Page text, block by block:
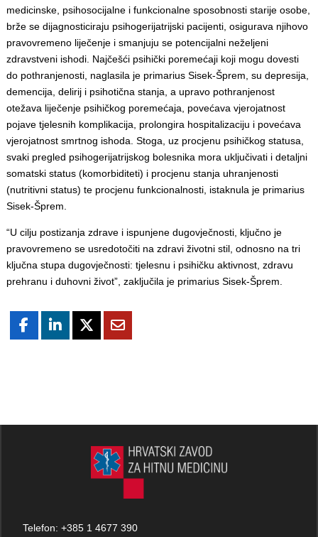
medicinske, psihosocijalne i funkcionalne sposobnosti starije osobe,
brže se dijagnosticiraju psihogerijatrijski pacijenti, osigurava njihovo
pravovremeno liječenje i smanjuju se potencijalni neželjeni
zdravstveni ishodi. Najčešći psihički poremećaji koji mogu dovesti
do pothranjenosti, naglasila je primarius Sisek-Šprem, su depresija,
demencija, delirij i psihotična stanja, a upravo pothranjenost
otežava liječenje psihičkog poremećaja, povećava vjerojatnost
pojave tjelesnih komplikacija, prolongira hospitalizaciju i povećava
vjerojatnost smrtnog ishoda. Stoga, uz procjenu psihičkog statusa,
svaki pregled psihogerijatrijskog bolesnika mora uključivati i detaljni
somatski status (komorbiditeti) i procjenu stanja uhranjenosti
(nutritivni status) te procjenu funkcionalnosti, istaknula je primarius
Sisek-Šprem.
“U cilju postizanja zdrave i ispunjene dugovječnosti, ključno je
pravovremeno se usredotočiti na zdravi životni stil, odnosno na tri
ključna stupa dugovječnosti: tjelesnu i psihičku aktivnost, zdravu
prehranu i duhovni život”, zaključila je primarius Sisek-Šprem.
Telefon:+385 1 4677 390